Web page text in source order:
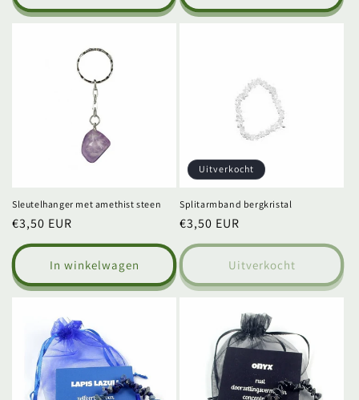
Sleutelhanger met amethist steen
Normale
prijs
€3,50 EUR
In winkelwagen
Uitverkocht
Splitarmband bergkristal
Normale
prijs
€3,50 EUR
Uitverkocht